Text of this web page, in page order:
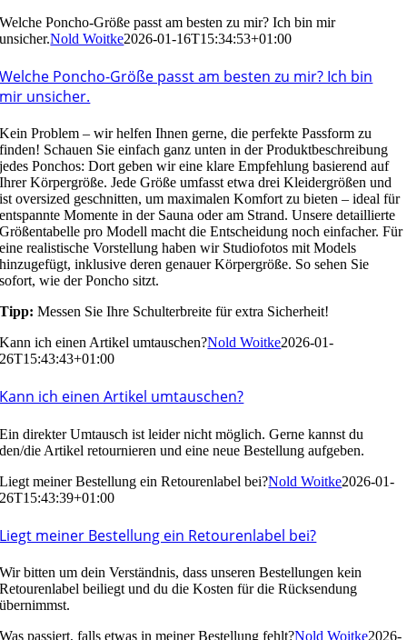
Welche Poncho-Größe passt am besten zu mir? Ich bin mir
unsicher.Nold Woitke2026-01-16T15:34:53+01:00
Welche Poncho-Größe passt am besten zu mir? Ich bin
mir unsicher.
Kein Problem – wir helfen Ihnen gerne, die perfekte Passform zu
finden! Schauen Sie einfach ganz unten in der Produktbeschreibung
jedes Ponchos: Dort geben wir eine klare Empfehlung basierend auf
Ihrer Körpergröße. Jede Größe umfasst etwa drei Kleidergrößen und
ist oversized geschnitten, um maximalen Komfort zu bieten – ideal für
entspannte Momente in der Sauna oder am Strand. Unsere detaillierte
Größentabelle pro Modell macht die Entscheidung noch einfacher. Für
eine realistische Vorstellung haben wir Studiofotos mit Models
hinzugefügt, inklusive deren genauer Körpergröße. So sehen Sie
sofort, wie der Poncho sitzt.
Tipp: Messen Sie Ihre Schulterbreite für extra Sicherheit!
Kann ich einen Artikel umtauschen?Nold Woitke2026-01-
26T15:43:43+01:00
Kann ich einen Artikel umtauschen?
Ein direkter Umtausch ist leider nicht möglich. Gerne kannst du
den/die Artikel retournieren und eine neue Bestellung aufgeben.
Liegt meiner Bestellung ein Retourenlabel bei?Nold Woitke2026-01-
26T15:43:39+01:00
Liegt meiner Bestellung ein Retourenlabel bei?
Wir bitten um dein Verständnis, dass unseren Bestellungen kein
Retourenlabel beiliegt und du die Kosten für die Rücksendung
übernimmst.
Was passiert, falls etwas in meiner Bestellung fehlt?Nold Woitke2026-